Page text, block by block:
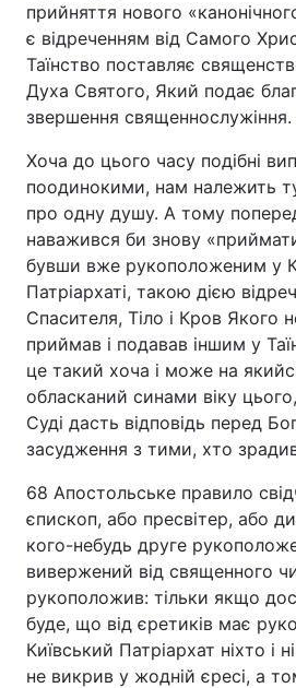
прийняття нового
є відреченням від Самого
Таїнство поставляє
Духа Святого, Який подає
звершення священнослужіння.
Хоча до цього часу подібні
поодинокими, нам належить
про одну душу. А тому
наважився би знову
бувши вже рукоположеним у
Патріархаті, такою дією
Спасителя, Тіло і Кров Якого
приймав і подавав іншим у
це такий хоча і може на
обласканий синами віку
Суді дасть відповідь перед
засудження з тими, хто
68 Апостольське правило
єпископ, або пресвітер, або
кого-небудь друге
вивержений від священного
рукоположив: тільки якщо
буде, що від єретиків має
Київський Патріархат ніхто і
не викрив у жодній єресі, а